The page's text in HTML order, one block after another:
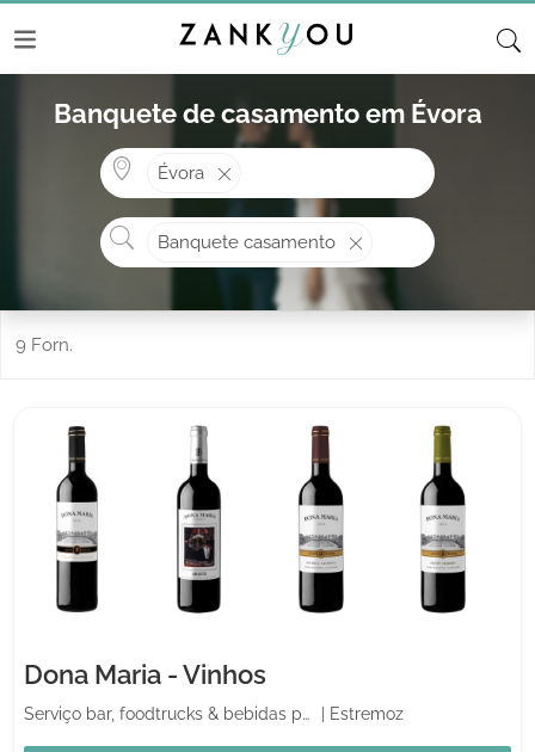
Banquete de casamento em Évora
Évora
O que procura?
Banquete casamento
9 Forn.
Dona Maria - Vinhos
Serviço bar, foodtrucks & bebidas para casamento Estremoz